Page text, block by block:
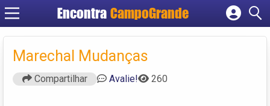
Encontra CampoGrande
Cadastrar empresa
Criar conta
Marechal Mudanças
Compartilhar Avalie! 260